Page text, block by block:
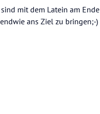
mit dem Latein am Ende
ans Ziel zu bringen;-)